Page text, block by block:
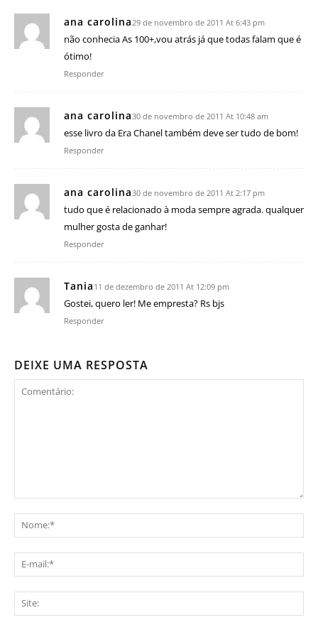
ana carolina 29 de novembro de 2011 At 6:43 pm
não conhecia As 100+,vou atrás já que todas falam que é
ótimo!
Responder
ana carolina 30 de novembro de 2011 At 10:48 am
esse livro da Era Chanel também deve ser tudo de bom!
Responder
ana carolina 30 de novembro de 2011 At 2:17 pm
tudo que é relacionado à moda sempre agrada. qualquer
mulher gosta de ganhar!
Responder
Tania 11 de dezembro de 2011 At 12:09 pm
Gostei, quero ler! Me empresta? Rs bjs
Responder
DEIXE UMA RESPOSTA